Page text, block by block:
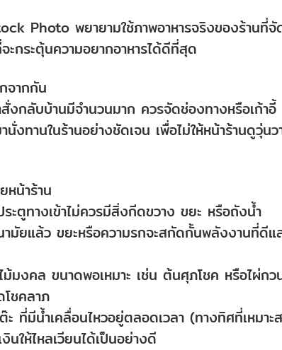
Photo พยายามใช้ภาพอาหารจริงของร้านที่จั
กระตุ้นความอยากอาหารได้ดีที่สุด
จากกัน
งกลับบ้านมีจำนวนมาก ควรจัดช่องทางหรือเก้าอี้
ทานในร้านอย่างชัดเจน เพื่อไม่ให้หน้าร้านดูวุ่นว
หน้าร้าน
ะตูทางเข้าไม่ควรมีสิ่งกีดขวาง ขยะ หรือถังน้ำ
มัยแล้ว ขยะหรือความรกจะสกัดกั้นพลังงานที่ดีแ
งคล ขนาดพอเหมาะ เช่น ต้นศุภโชค หรือไผ่กว
ชคลาภ
ที่มีน้ำเคลื่อนไหวอยู่ตลอดเวลา (ทางทิศที่เหมาะ
นให้ไหลเวียนได้เป็นอย่างดี